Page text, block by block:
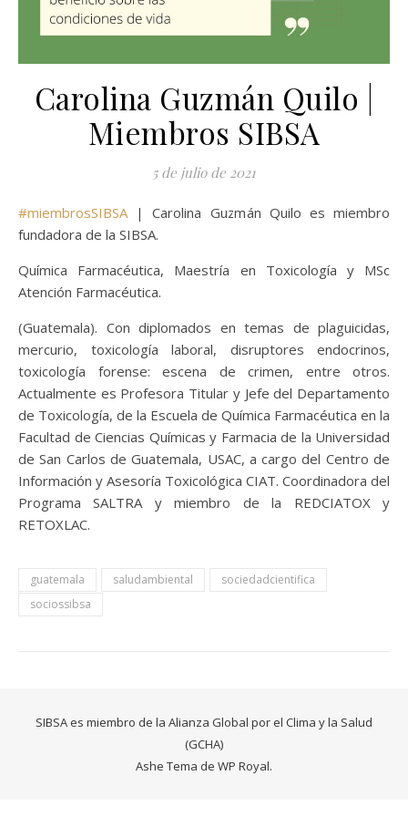
Carolina Guzmán Quilo |
Miembros SIBSA
5 de julio de 2021
#miembrosSIBSA| Carolina Guzmán Quilo es miembro
fundadora de la SIBSA.
Química Farmacéutica, Maestría en Toxicología y MSc
Atención Farmacéutica.
(Guatemala). Con diplomados en temas de plaguicidas,
mercurio, toxicología laboral, disruptores endocrinos,
toxicología forense: escena de crimen, entre otros.
Actualmente es Profesora Titular y Jefe del Departamento
de Toxicología, de la Escuela de Química Farmacéutica en la
Facultad de Ciencias Químicas y Farmacia de la Universidad
de San Carlos de Guatemala, USAC, a cargo del Centro de
Información y Asesoría Toxicológica CIAT. Coordinadora del
Programa SALTRA y miembro de la REDCIATOX y
RETOXLAC.
guatemala saludambiental
sociedadcientifica
sociossibsa
SIBSA es miembro de la Alianza Global por el Clima y la Salud
(GCHA)
Ashe Tema de WP Royal.